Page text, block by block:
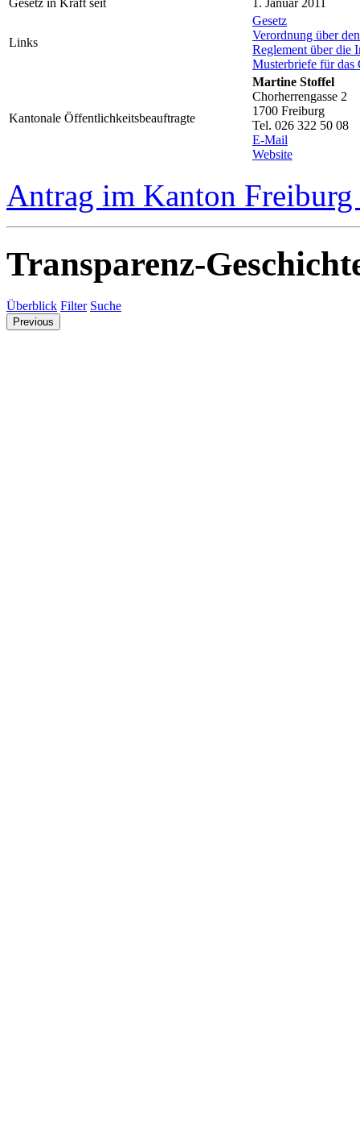
Links
Gesetz
Verordnung über
Reglement über die
Musterbriefe für das
Kantonale Öffentlichkeitsbeauftragte
Martine Stoffel
Chorherrengasse 2
1700 Freiburg
Tel. 026 322 50 08
E-Mail
Website
Antrag im Kanton Freiburg
Transparenz-
Überblick Filter Suche
Previous